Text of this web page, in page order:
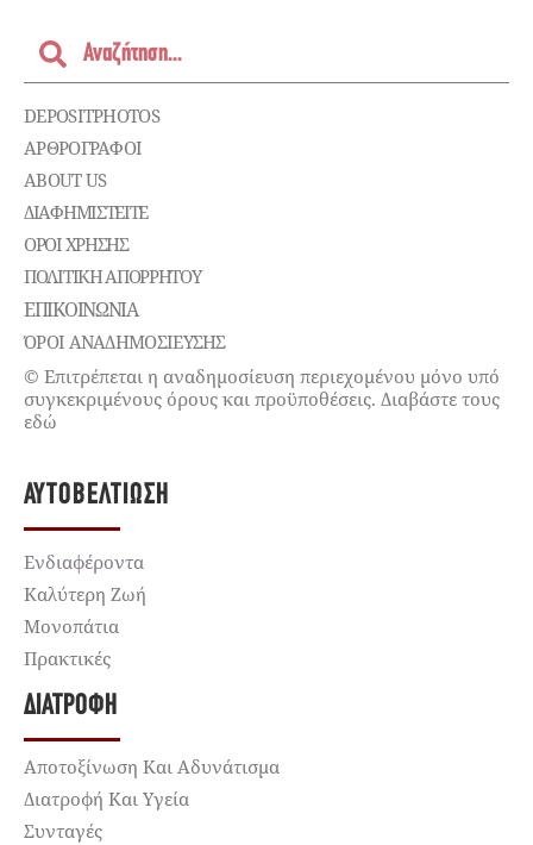
DEPOSITPHOTOS
ΑΡΘΡΟΓΡΑΦΟΙ
ABOUT US
ΔΙΑΦΗΜΙΣΤΕΊΤΕ
ΌΡΟΙ ΧΡΉΣΗΣ
ΠΟΛΙΤΙΚΉ ΑΠΟΡΡΉΤΟΥ
ΕΠΙΚΟΙΝΩΝΊΑ
ΌΡΟΙ ΑΝΑΔΗΜΟΣΙΕΥΣΗΣ
© Επιτρέπεται η αναδημοσίευση περιεχομένου μόνο υπό
συγκεκριμένους όρους και προϋποθέσεις. Διαβάστε τους
εδώ
ΑΥΤΟΒΕΛΤΊΩΣΗ
Ενδιαφέροντα
Καλύτερη Ζωή
Μονοπάτια
Πρακτικές
ΔΙΑΤΡΟΦΉ
Αποτοξίνωση Και Αδυνάτισμα
Διατροφή Και Υγεία
Συνταγές